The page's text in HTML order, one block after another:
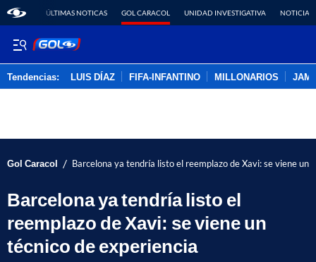
ÚLTIMAS NOTICAS GOL CARACOL UNIDAD INVESTIGATIVA NOTICIAS
Tendencias: LUIS DÍAZ FIFA-INFANTINO MILLONARIOS
Gol Caracol / Barcelona ya tendría listo el reemplazo de Xavi: se viene un
Barcelona ya tendría listo el
reemplazo de Xavi: se viene un
técnico de experiencia